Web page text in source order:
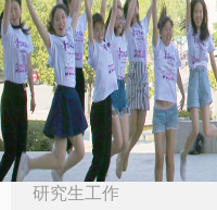
栏目导航
研究生工作